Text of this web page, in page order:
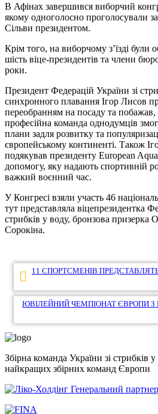
В Афінах завершився виборчий
якому одноголосно проголосували
Сільви президентом.
Крім того, на виборчому з’їзді були
шість віце-президентів та члени
роки.
Президент Федерацій України зі
синхронного плавання Ігор Лисов
переобранням на посаду та побажав,
професійна команда однодумців
плани задля розвитку та
європейському континенті. Також
подякував президенту European
допомогу, яку надають спортивній
важкий воєнний час.
У Конгресі взяли участь 46
тут представляла віцепрезидентка
стрибків у воду, бронзова призерка
Сорокіна.
Навігація
записів
11 СПОРТСМЕНІВ
ЮВІЛЕЙНИЙ ЧЕМПІОНАТ ЄВРОПИ
Збірна команда України зі стрибків
найкращих збірних команд Європи
Генеральний